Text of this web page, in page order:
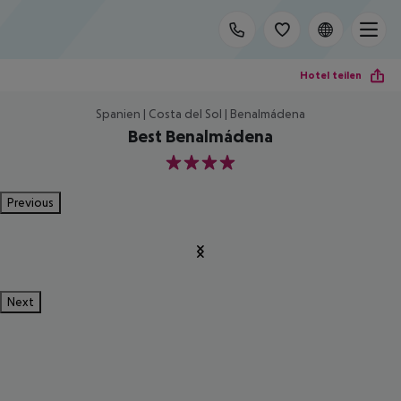
Hotel teilen
Spanien | Costa del Sol | Benalmádena
Best Benalmádena
4
Previous
Next